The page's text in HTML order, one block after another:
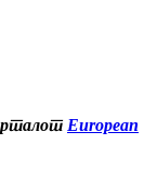
European